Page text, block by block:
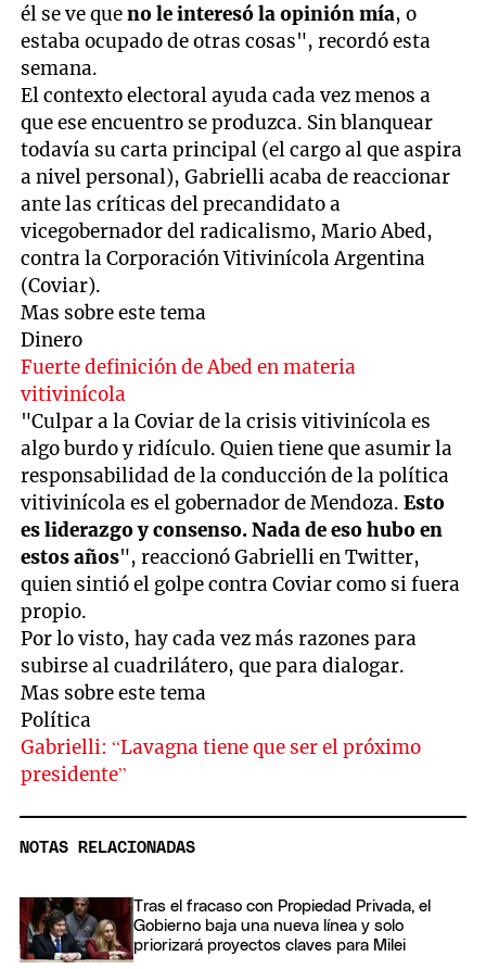
él se ve queno le interesó la opinión mía, o
estaba ocupado de otras cosas", recordó esta
semana.
El contexto electoral ayuda cada vez menos a
que ese encuentro se produzca. Sin blanquear
todavía su carta principal (el cargo al que aspira
a nivel personal), Gabrielli acaba de reaccionar
ante las críticas del precandidato a
vicegobernador del radicalismo, Mario Abed,
contra la Corporación Vitivinícola Argentina
(Coviar).
Mas sobre este tema
Dinero
Fuerte definición de Abed en materia
vitivinícola
"Culpar a la Coviar de la crisis vitivinícola es
algo burdo y ridículo. Quien tiene que asumir la
responsabilidad de la conducción de la política
vitivinícola es el gobernador de Mendoza.Esto
es liderazgo y consenso. Nada de eso hubo en
estos años", reaccionó Gabrielli en Twitter,
quien sintió el golpe contra Coviar como si fuera
propio.
Por lo visto, hay cada vez más razones para
subirse al cuadrilátero, que para dialogar.
Mas sobre este tema
Política
Gabrielli: “Lavagna tiene que ser el próximo
presidente”
NOTAS RELACIONADAS
Tras el fracaso con Propiedad Privada, el
Gobierno baja una nueva línea y solo
priorizará proyectos claves para Milei